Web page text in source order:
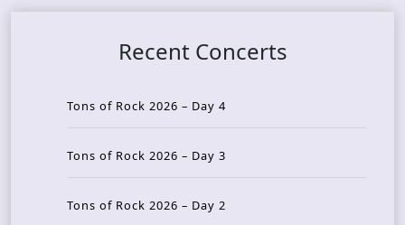
Recent Concerts
Tons of Rock 2026 – Day 4
Tons of Rock 2026 – Day 3
Tons of Rock 2026 – Day 2